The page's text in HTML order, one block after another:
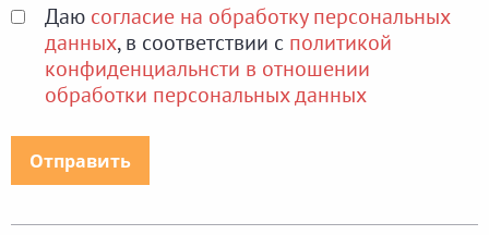
Даю согласие на обработку персональных
данных, в соответствии с политикой
конфиденциальнсти в отношении
обработки персональных данных